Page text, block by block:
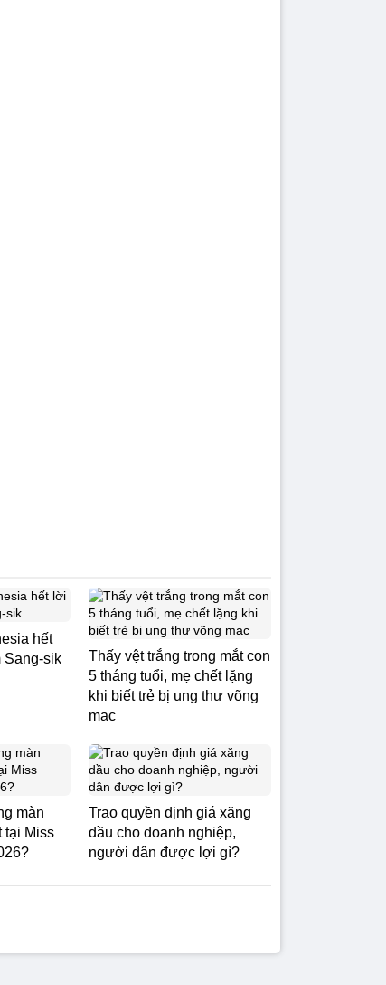
hết
Sang-sik
Thấy vệt trắng trong mắt con
5 tháng tuổi, mẹ chết lặng
khi biết trẻ bị ung thư võng
mạc
màn
tại Miss
Trao quyền định giá xăng
dầu cho doanh nghiệp,
người dân được lợi gì?